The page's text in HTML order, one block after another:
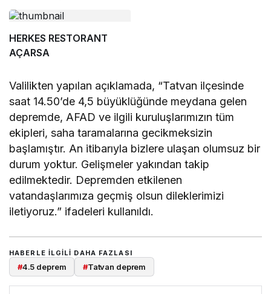
HERKES RESTORANT
AÇARSA
Valilikten yapılan açıklamada, “Tatvan ilçesinde
saat 14.50’de 4,5 büyüklüğünde meydana gelen
depremde, AFAD ve ilgili kuruluşlarımızın tüm
ekipleri, saha taramalarına gecikmeksizin
başlamıştır. An itibarıyla bizlere ulaşan olumsuz bir
durum yoktur. Gelişmeler yakından takip
edilmektedir. Depremden etkilenen
vatandaşlarımıza geçmiş olsun dileklerimizi
iletiyoruz.” ifadeleri kullanıldı.
HABERLE ILGILI DAHA FAZLASI
#4.5 deprem #Tatvan deprem